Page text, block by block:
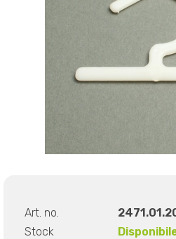
Art. no.
Stock